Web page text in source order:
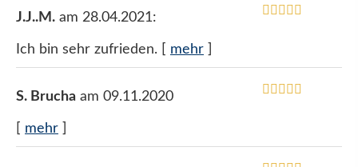
J.J..M. am 28.04.2021:
Ich bin sehr zufrieden. mehr
S. Brucha am 09.11.2020
mehr